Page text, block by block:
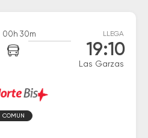
00h 30m LLEGA
19:10
Las Garzas
COMUN